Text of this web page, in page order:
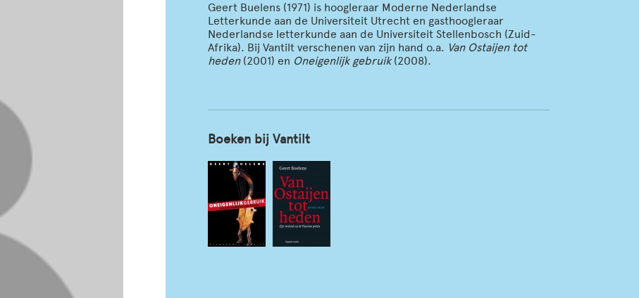
Geert Buelens (1971) is hoogleraar Moderne Nederlandse
Letterkunde aan de Universiteit Utrecht en gasthoogleraar
Nederlandse letterkunde aan de Universiteit Stellenbosch (Zuid-
Afrika). Bij Vantilt verschenen van zijn hand o.a. Van Ostaijen tot
heden (2001) en Oneigenlijk gebruik(2008).
Boeken bij Vantilt